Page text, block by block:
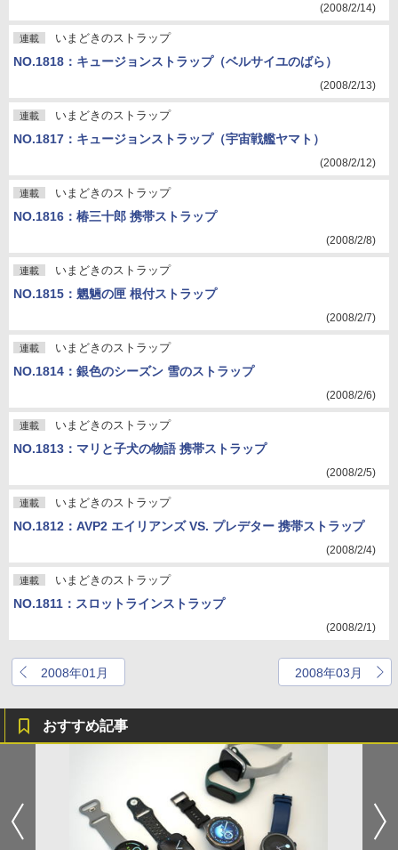
(2008/2/14)
連載 いまどきのストラップ
NO.1818：キュージョンストラップ（ベルサイユのばら）
(2008/2/13)
連載 いまどきのストラップ
NO.1817：キュージョンストラップ（宇宙戦艦ヤマト）
(2008/2/12)
連載 いまどきのストラップ
NO.1816：椿三十郎 携帯ストラップ
(2008/2/8)
連載 いまどきのストラップ
NO.1815：魍魎の匣 根付ストラップ
(2008/2/7)
連載 いまどきのストラップ
NO.1814：銀色のシーズン 雪のストラップ
(2008/2/6)
連載 いまどきのストラップ
NO.1813：マリと子犬の物語 携帯ストラップ
(2008/2/5)
連載 いまどきのストラップ
NO.1812：AVP2 エイリアンズ VS. プレデター 携帯ストラップ
(2008/2/4)
連載 いまどきのストラップ
NO.1811：スロットラインストラップ
(2008/2/1)
2008年01月 2008年03月
おすすめ記事